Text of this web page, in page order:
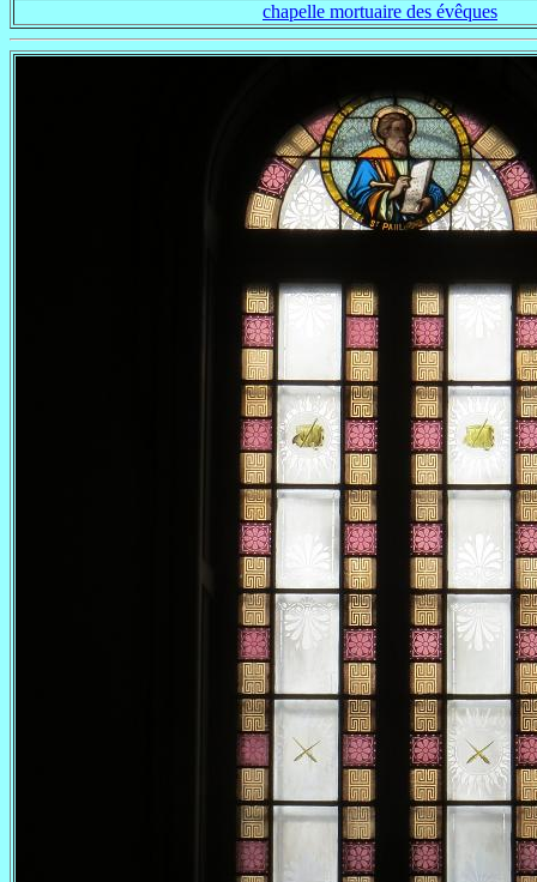
chapelle mortuaire des évêques